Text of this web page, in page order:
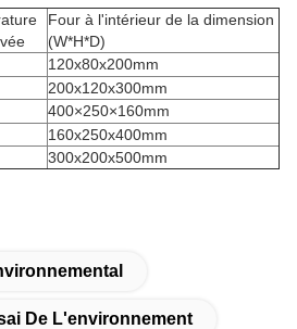
Four à l'intérieur de la dimension
(W*H*D)
120x80x200mm
200x120x300mm
400×250×160mm
160x250x400mm
300x200x500mm
De L'environnement